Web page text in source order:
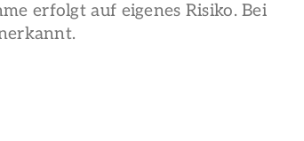
erfolgt auf eigenes Risiko. Bei